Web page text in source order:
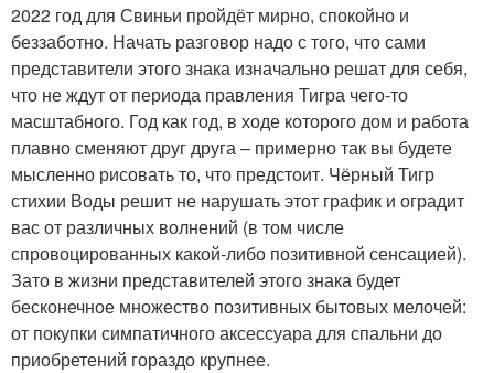
2022 год для Свиньи пройдёт мирно, спокойно и
беззаботно. Начать разговор надо с того, что сами
представители этого знака изначально решат для себя,
что не ждут от периода правления Тигра чего-то
масштабного. Год как год, в ходе которого дом и работа
плавно сменяют друг друга – примерно так вы будете
мысленно рисовать то, что предстоит. Чёрный Тигр
стихии Воды решит не нарушать этот график и оградит
вас от различных волнений (в том числе
спровоцированных какой-либо позитивной сенсацией).
Зато в жизни представителей этого знака будет
бесконечное множество позитивных бытовых мелочей:
от покупки симпатичного аксессуара для спальни до
приобретений гораздо крупнее.